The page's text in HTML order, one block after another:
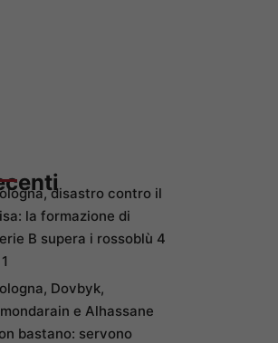
disastro contro il
la formazione di
B supera i rossoblù 4
Dovbyk,
e Alhassane
bastano: servono